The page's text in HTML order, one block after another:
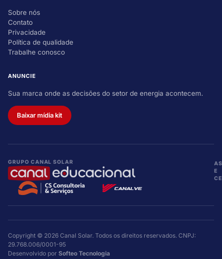
Sobre nós
Contato
Privacidade
Política de qualidade
Trabalhe conosco
ANUNCIE
Sua marca onde as decisões do setor de energia acontecem.
Baixar mídia kit
GRUPO CANAL SOLAR
E
Copyright © 2026 Canal Solar. Todos os direitos reservados. CNPJ:
29.768.006/0001-95
Desenvolvido por Softeo Tecnologia